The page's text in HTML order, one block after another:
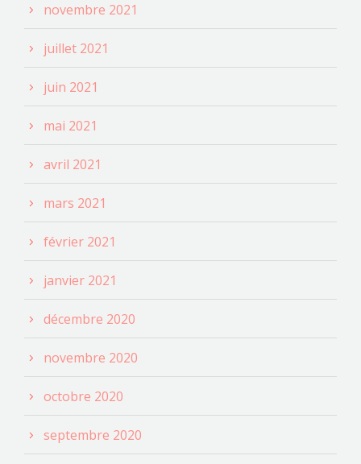
novembre 2021
juillet 2021
juin 2021
mai 2021
avril 2021
mars 2021
février 2021
janvier 2021
décembre 2020
novembre 2020
octobre 2020
septembre 2020